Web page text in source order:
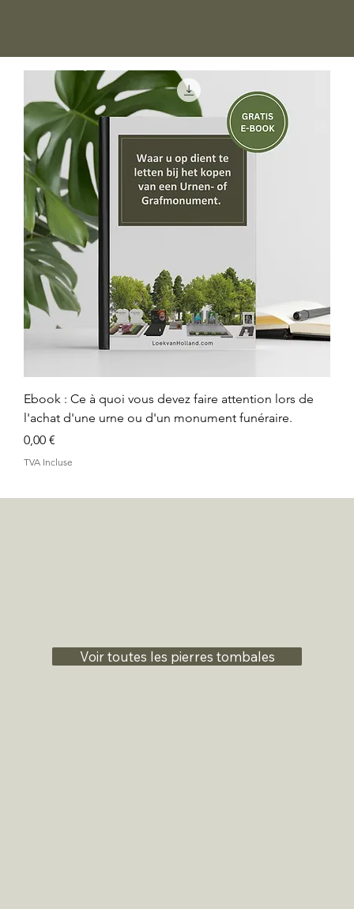
Ebook : Ce à quoi vous devez faire attention lors de
l'achat d'une urne ou d'un monument funéraire.
Prix
0,00 €
TVA Incluse
Voir toutes les pierres tombales